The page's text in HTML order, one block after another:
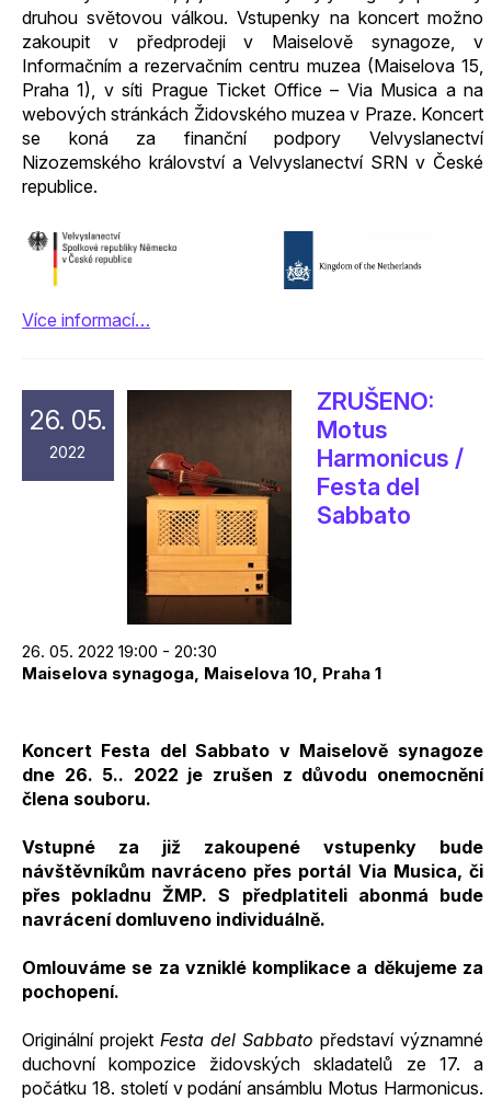
druhou světovou válkou. Vstupenky na koncert možno
zakoupit v předprodeji v Maiselově synagoze, v
Informačním a rezervačním centru muzea (Maiselova 15,
Praha 1), v síti Prague Ticket Office – Via Musica a na
webových stránkách Židovského muzea v Praze. Koncert
se koná za finanční podpory Velvyslanectví
Nizozemského království a Velvyslanectví SRNv České
republice.
Více informací…
26. 05.
2022
ZRUŠENO:
Motus
Harmonicus /
Festa del
Sabbato
26. 05. 2022 19:00 - 20:30
Maiselova synagoga, Maiselova 10, Praha 1
Koncert Festa del Sabbato v Maiselově synagoze
dne 26. 5.. 2022 je zrušen z důvodu onemocnění
člena souboru.
Vstupné za již zakoupené vstupenky bude
návštěvníkům navráceno přes portál Via Musica, či
přes pokladnu ŽMP. S předplatiteli abonmá bude
navrácení domluveno individuálně.
Omlouváme se za vzniklé komplikace a děkujeme za
pochopení.
Originální projekt Festa del Sabbato představí významné
duchovní kompozice židovských skladatelů ze 17. a
počátku 18. století v podání ansámblu Motus Harmonicus.